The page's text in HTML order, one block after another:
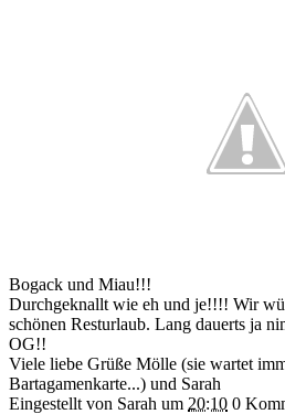
Bogack und Miau!!!
Durchgeknallt wie eh und je!!!! Wir
schönen Resturlaub. Lang dauerts ja
OG!!
Viele liebe Grüße Mölle (sie wartet
Bartagamenkarte...) und Sarah
Eingestellt von Sarah um 20:10 0